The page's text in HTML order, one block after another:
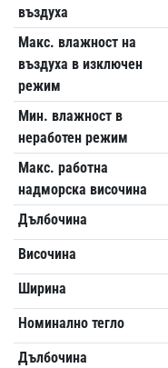
въздуха
Макс. влажност на
въздуха в изключен
режим
Мин. влажност в
неработен режим
Макс. работна
надморска височина
Дълбочина
Височина
Ширина
Номинално тегло
Дълбочина